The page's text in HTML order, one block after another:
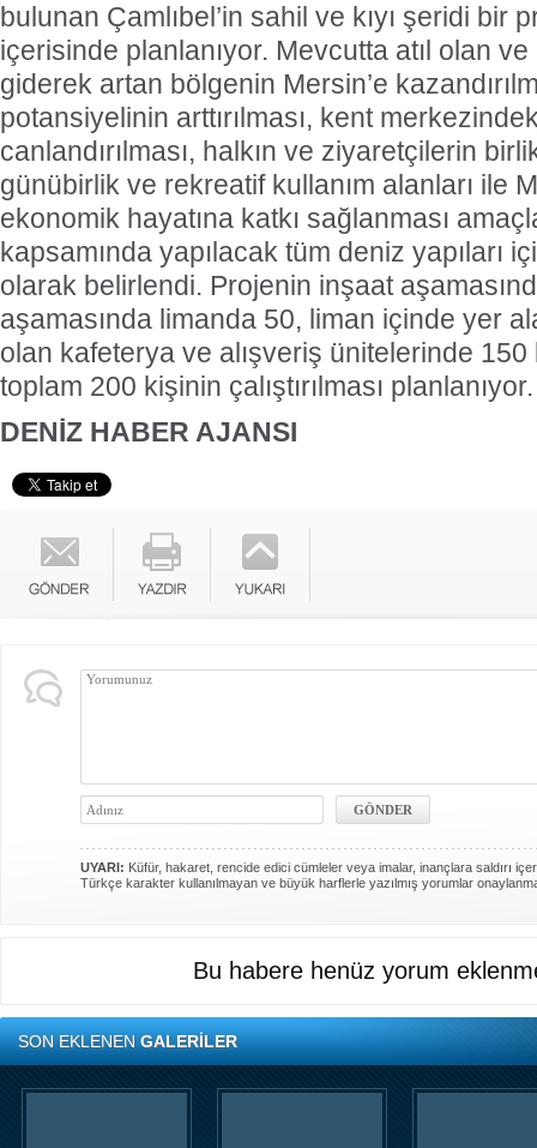
bulunan Çamlıbel’in sahil ve kıyı şeridi bir
içerisinde planlanıyor. Mevcutta atıl olan
giderek artan bölgenin Mersin’e
potansiyelinin arttırılması, kent
canlandırılması, halkın ve ziyaretçilerin
günübirlik ve rekreatif kullanım alanları ile
ekonomik hayatına katkı sağlanması
kapsamında yapılacak tüm deniz yapıları
olarak belirlendi. Projenin inşaat
aşamasında limanda 50, liman içinde yer
olan kafeterya ve alışveriş ünitelerinde
toplam 200 kişinin çalıştırılması planlanıyor.
DENİZ HABER AJANSI
UYARI: Küfür, hakaret, rencide edici cümleler veya imalar, inançlara saldırı
Türkçe karakter kullanılmayan ve büyük harflerle yazılmış yorumlar
Bu habere henüz yorum
SON EKLENENGALERİLER